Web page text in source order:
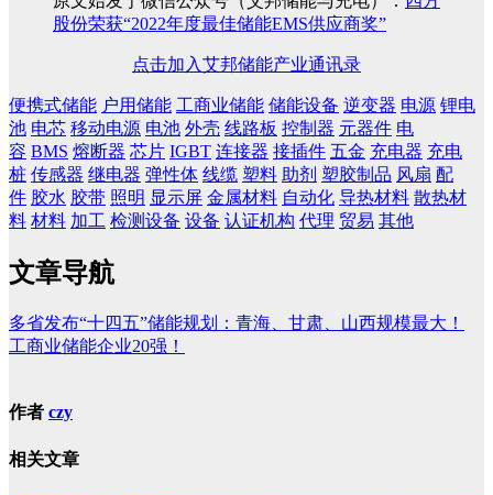
股份荣获“2022年度最佳储能EMS供应商奖”
点击加入艾邦储能产业通讯录
便携式储能 户用储能 工商业储能 储能设备 逆变器 电源 锂电
池 电芯 移动电源 电池 外壳 线路板 控制器 元器件 电
容 BMS 熔断器 芯片 IGBT 连接器 接插件 五金 充电器 充电
桩 传感器 继电器 弹性体 线缆 塑料 助剂 塑胶制品 风扇 配
件 胶水 胶带 照明 显示屏 金属材料 自动化 导热材料 散热材
料 材料 加工 检测设备 设备 认证机构 代理 贸易 其他
文章导航
多省发布“十四五”储能规划：青海、甘肃、山西规模最大！
工商业储能企业20强！
作者 czy
相关文章